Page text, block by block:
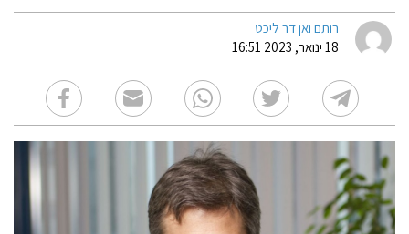
רותם ואן דר ליכט
18 ינואר, 2023 16:51